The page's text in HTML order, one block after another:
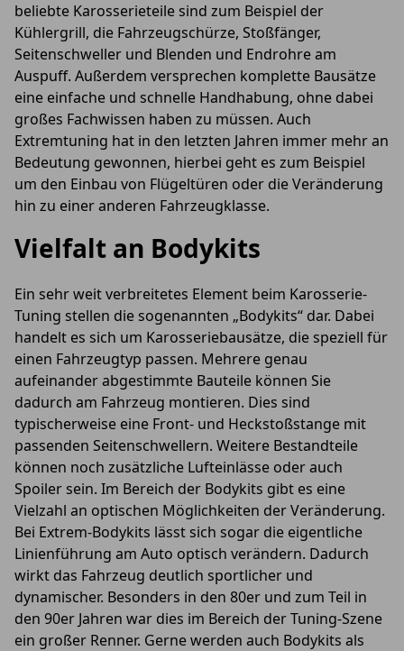
beliebte Karosserieteile sind zum Beispiel der
Kühlergrill, die Fahrzeugschürze, Stoßfänger,
Seitenschweller und Blenden und Endrohre am
Auspuff. Außerdem versprechen komplette Bausätze
eine einfache und schnelle Handhabung, ohne dabei
großes Fachwissen haben zu müssen. Auch
Extremtuning hat in den letzten Jahren immer mehr an
Bedeutung gewonnen, hierbei geht es zum Beispiel
um den Einbau von Flügeltüren oder die Veränderung
hin zu einer anderen Fahrzeugklasse.
Vielfalt an Bodykits
Ein sehr weit verbreitetes Element beim Karosserie-
Tuning stellen die sogenannten „Bodykits“ dar. Dabei
handelt es sich um Karosseriebausätze, die speziell für
einen Fahrzeugtyp passen. Mehrere genau
aufeinander abgestimmte Bauteile können Sie
dadurch am Fahrzeug montieren. Dies sind
typischerweise eine Front- und Heckstoßstange mit
passenden Seitenschwellern. Weitere Bestandteile
können noch zusätzliche Lufteinlässe oder auch
Spoiler sein. Im Bereich der Bodykits gibt es eine
Vielzahl an optischen Möglichkeiten der Veränderung.
Bei Extrem-Bodykits lässt sich sogar die eigentliche
Linienführung am Auto optisch verändern. Dadurch
wirkt das Fahrzeug deutlich sportlicher und
dynamischer. Besonders in den 80er und zum Teil in
den 90er Jahren war dies im Bereich der Tuning-Szene
ein großer Renner. Gerne werden auch Bodykits als